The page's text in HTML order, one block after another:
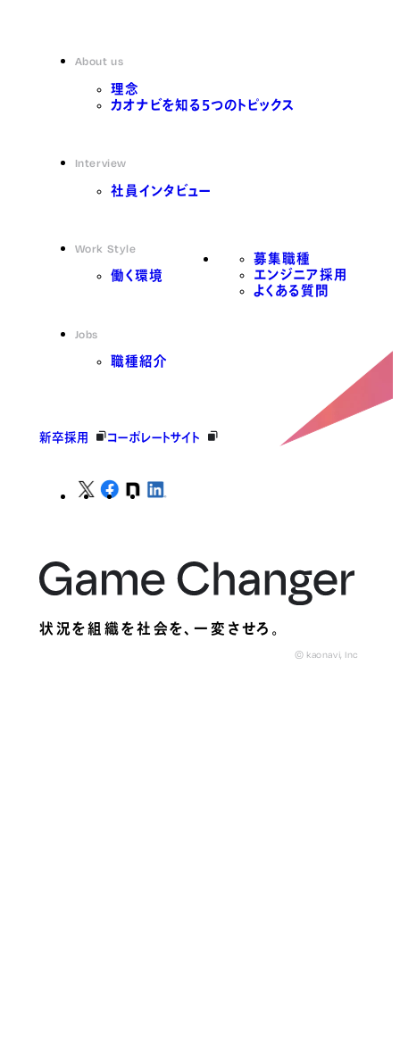
About us
理念
カオナビを知る5つのトピックス
Interview
社員インタビュー
Work Style
働く環境
Jobs
職種紹介
募集職種
エンジニア採用
よくある質問
新卒採用 コーポレートサイト
状況を組織を社会を、一変させろ。
© kaonavi, Inc